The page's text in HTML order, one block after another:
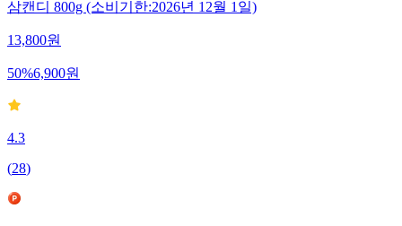
삼캔디 800g (소비기한:2026년 12월 1일)
13,800원
50%6,900원
4.3
(28)